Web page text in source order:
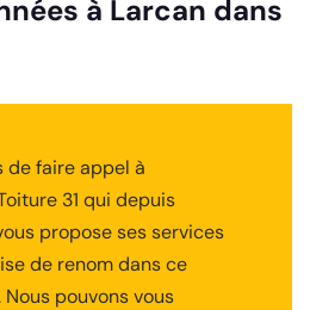
à Larcan dans
de faire appel à
31 qui depuis
propose ses services
de renom dans ce
pouvons vous